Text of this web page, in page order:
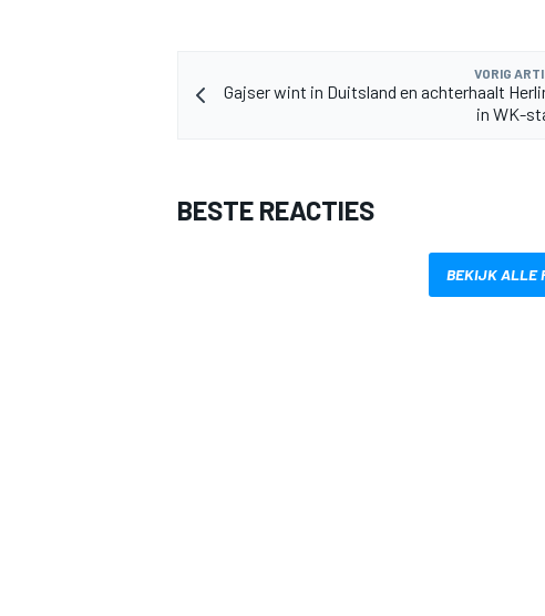
VORIG
Gajser wint in Duitsland en achterhaalt
in WK-
BESTE REACTIES
BEKIJK ALLE